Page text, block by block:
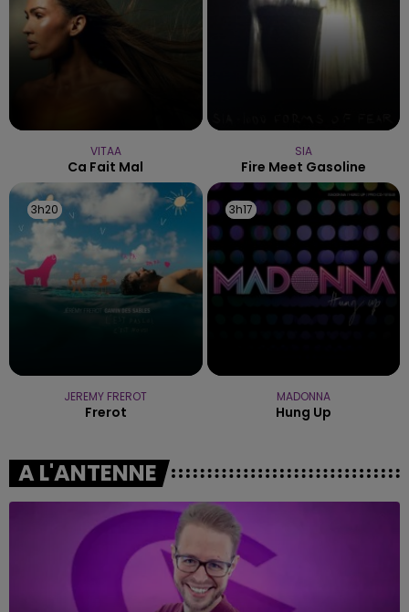
VITAA
Ca Fait Mal
SIA
Fire Meet Gasoline
3h20
3h20
JEREMY FREROT
Frerot
3h17
3h17
MADONNA
Hung Up
A L'ANTENNE